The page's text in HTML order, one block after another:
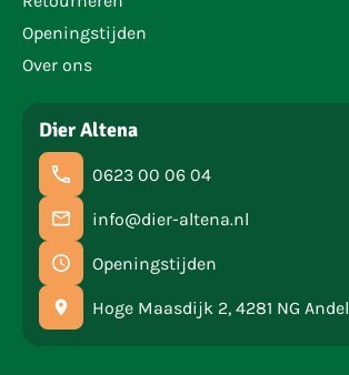
Openingstijden
Over ons
Dier Altena
0623 00 06 04
info@dier-altena.nl
Openingstijden
Hoge Maasdijk 2, 4281 NG Andel